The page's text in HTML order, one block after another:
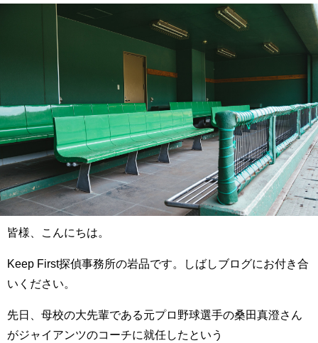
皆様、こんにちは。
Keep First探偵事務所の岩品です。しばしブログにお付き合
いください。
先日、母校の大先輩である元プロ野球選手の桑田真澄さん
がジャイアンツのコーチに就任したという